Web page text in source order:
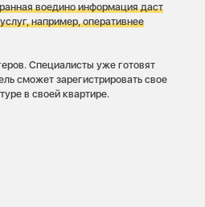
воедино информация даст
например, оперативнее
Специалисты уже готовят
сможет зарегистрировать свое
в своей квартире.